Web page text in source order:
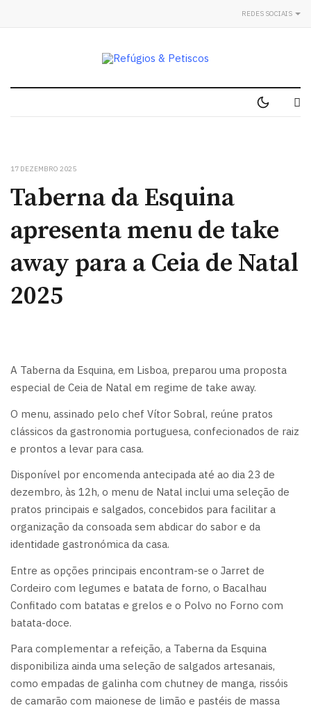
REDES SOCIAIS
17 DEZEMBRO 2025
Taberna da Esquina
apresenta menu de take
away para a Ceia de Natal
2025
A Taberna da Esquina, em Lisboa, preparou uma proposta
especial de Ceia de Natal em regime de take away.
O menu, assinado pelo chef Vítor Sobral, reúne pratos
clássicos da gastronomia portuguesa, confecionados de raiz
e prontos a levar para casa.
Disponível por encomenda antecipada até ao dia 23 de
dezembro, às 12h, o menu de Natal inclui uma seleção de
pratos principais e salgados, concebidos para facilitar a
organização da consoada sem abdicar do sabor e da
identidade gastronómica da casa.
Entre as opções principais encontram-se o Jarret de
Cordeiro com legumes e batata de forno, o Bacalhau
Confitado com batatas e grelos e o Polvo no Forno com
batata-doce.
Para complementar a refeição, a Taberna da Esquina
disponibiliza ainda uma seleção de salgados artesanais,
como empadas de galinha com chutney de manga, rissóis
de camarão com maionese de limão e pastéis de massa